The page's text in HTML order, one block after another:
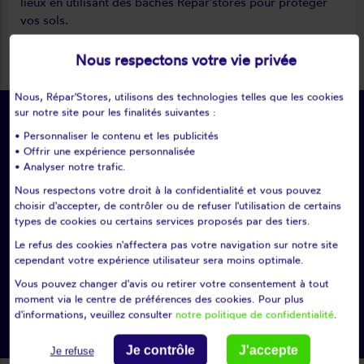
vos sols.
Je souhaite
prendre RDV
search
ou
Choisissez un département
Nous respectons votre vie privée
Nous, Répar'Stores, utilisons des technologies telles que les cookies
sur notre site pour les finalités suivantes :
• Personnaliser le contenu et les publicités
• Offrir une expérience personnalisée
• Analyser notre trafic.
Nous respectons votre droit à la confidentialité et vous pouvez
choisir d'accepter, de contrôler ou de refuser l'utilisation de certains
types de cookies ou certains services proposés par des tiers.
Le refus des cookies n'affectera pas votre navigation sur notre site
cependant votre expérience utilisateur sera moins optimale.
Vous pouvez changer d'avis ou retirer votre consentement à tout
moment via le centre de préférences des cookies. Pour plus
d'informations, veuillez consulter notre politique de confidentialité.
Je refuse Je contrôle J'accepte